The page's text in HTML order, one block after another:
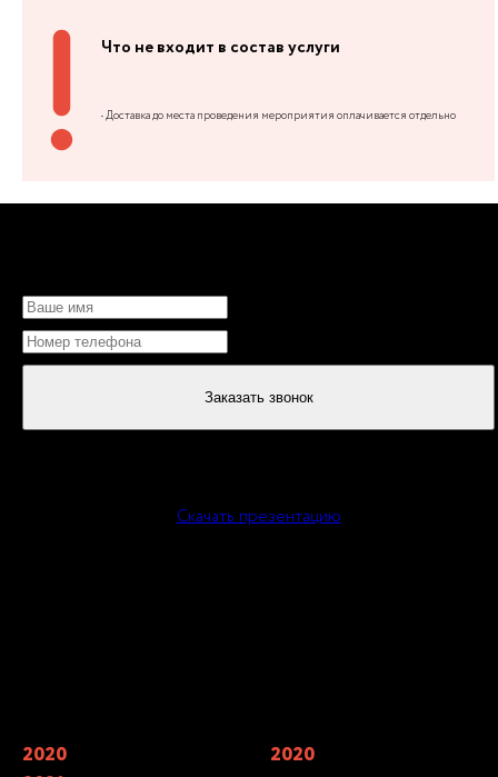
Что не входит в состав услуги
• Доставка до места проведения мероприятия оплачивается отдельно
Заказать звонок
Скачать презентацию
2020
2020Мы входим в 7 лучших